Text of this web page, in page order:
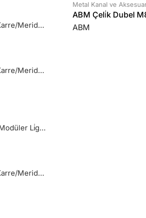
Viko Karre/Meridian Beyaz Üçlü Anahtar Mekanizma
Viko Karre/Meridian Beyaz Usb 5V-2A
Thea Modüler Li̇ght Mekani̇zma - 90861002
Viko Karre/Meridian Beyaz Usb Konnektör
Metal Kanal ve
ABM Çeli̇k Dubel
ABM